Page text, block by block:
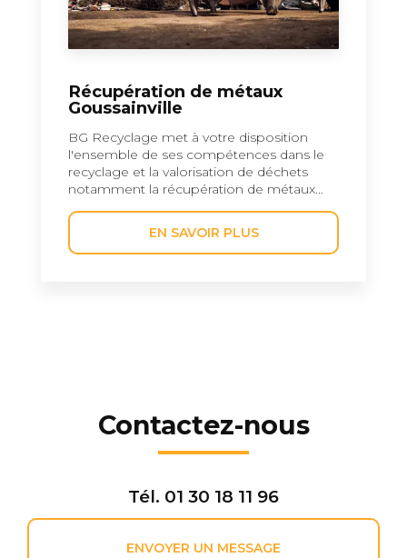
Récupération de métaux
Goussainville
BG Recyclage met à votre disposition
l'ensemble de ses compétences dans le
recyclage et la valorisation de déchets
notamment la récupération de métaux...
EN SAVOIR PLUS
Contactez-nous
Tél. 01 30 18 11 96
ENVOYER UN MESSAGE